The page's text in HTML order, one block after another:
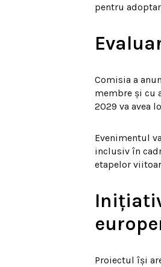
pentru
Comisia a
membre și cu
2029 va avea
Evenimentul
inclusiv în
etapelor
Proiectul își